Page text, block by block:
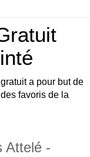
a pour but de
favoris de la
Attelé -